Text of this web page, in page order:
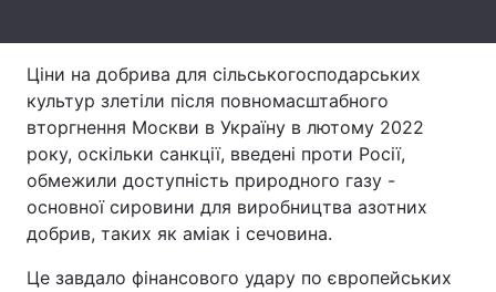
Тема оформлення
Ціни на добрива для сільськогосподарських
культур злетіли після повномасштабного
вторгнення Москви в Україну в лютому 2022
року, оскільки санкції, введені проти Росії,
обмежили доступність природного газу -
основної сировини для виробництва азотних
добрив, таких як аміак і сечовина.
Це завдало фінансового удару по європейських